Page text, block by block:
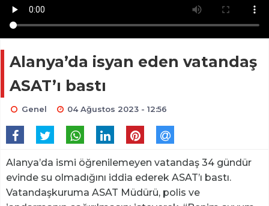
Alanya’da isyan eden vatandaş
ASAT’ı bastı
Genel 04 Ağustos 2023 - 12:56
Alanya’da ismi öğrenilemeyen vatandaş 34 gündür
evinde su olmadığını iddia ederek ASAT’ı bastı.
Vatandaşkuruma ASAT Müdürü, polis ve